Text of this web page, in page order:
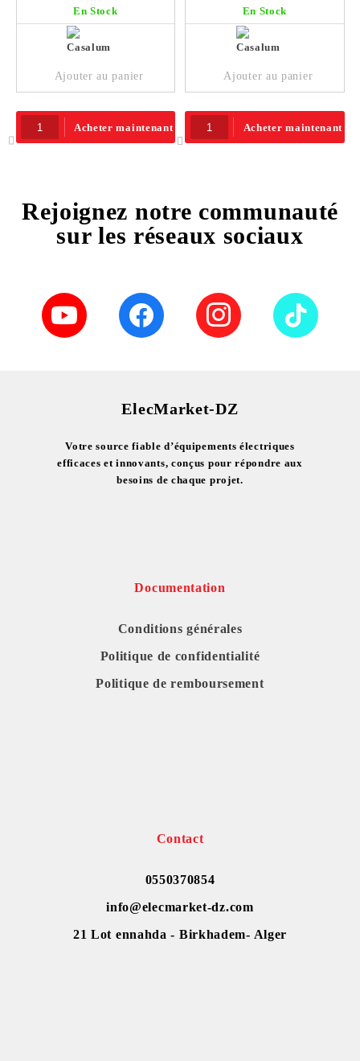
En Stock
Ajouter au panier
Acheter maintenant
En Stock
Ajouter au panier
Acheter maintenant
Rejoignez notre communauté
sur les réseaux sociaux
ElecMarket-DZ
Votre source fiable d’équipements électriques
efficaces et innovants, conçus pour répondre aux
besoins de chaque projet.
Documentation
Conditions générales
Politique de confidentialité
Politique de remboursement
Contact
0550370854
info@elecmarket-dz.com
21 Lot ennahda - Birkhadem- Alger